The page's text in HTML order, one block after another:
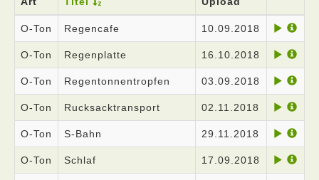
O-Ton Regencafe 10.09.2018
O-Ton Regenplatte 16.10.2018
O-Ton Regentonnentropfen 03.09.2018
O-Ton Rucksacktransport 02.11.2018
O-Ton S-Bahn 29.11.2018
O-Ton Schlaf 17.09.2018